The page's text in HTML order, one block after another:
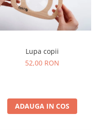
Lupa copii
52,00 RON
ADAUGA IN COS